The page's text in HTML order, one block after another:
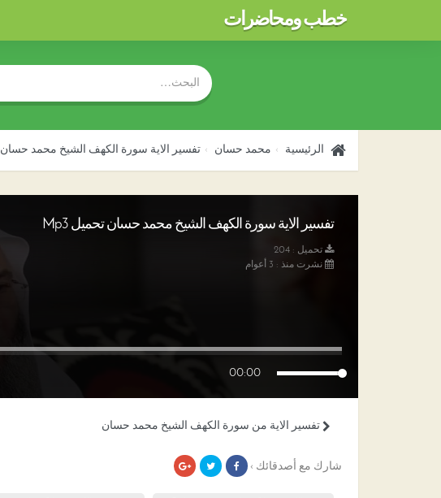
خطب ومحاضرات
الرئيسية محمد حسان تفسير الاية سورة الكهف الشيخ محمد حسان
تفسير الاية سورة الكهف الشيخ محمد حسان تحميل Mp3
تحميل : 204
نشرت منذ : 3 أعوام
00:00
تفسير الاية من سورة الكهف الشيخ محمد حسان
شارك مع أصدقائك ›